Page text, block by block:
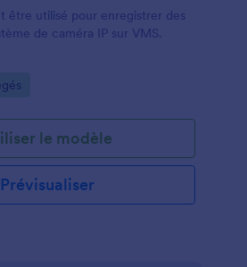
être utilisé pour enregistrer des
de caméra IP sur VMS.
le modèle
Prévisualiser